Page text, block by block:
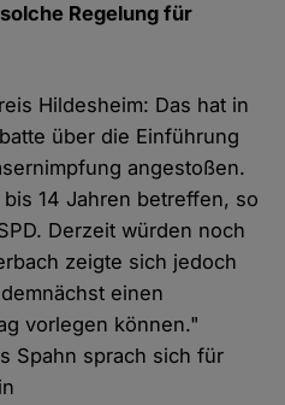
Regelung für
Hildesheim: Das hat in
über die Einführung
angestoßen.
14 Jahren betreffen, so
Derzeit würden noch
zeigte sich jedoch
einen
vorlegen können."
Spahn sprach sich für